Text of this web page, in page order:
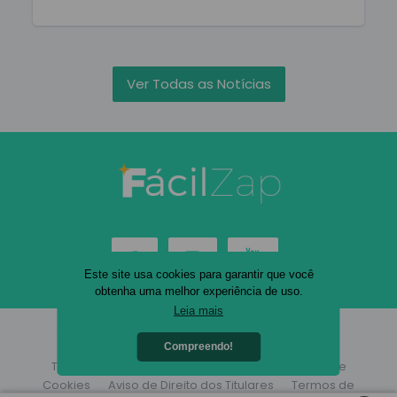
Este site usa cookies para garantir que você
obtenha uma melhor experiência de uso.
Leia mais
Compreendo!
Ver Todas as Notícias
© 2026 FácilZap. Todos os direitos reservados.
Termos de Uso Aviso de Privacidade
Aviso de
Cookies
Aviso de Direito dos Titulares
Termos de